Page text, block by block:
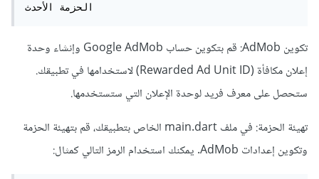
الحزمة الأحدث
تكوين AdMob: قم بتكوين حساب Google AdMob وإنشاء وحدة
إعلان مكافأة (Rewarded Ad Unit ID) لاستخدامها في تطبيقك.
ستحصل على معرف فريد لوحدة الإعلان التي ستستخدمها.
تهيئة الحزمة: في ملف main.dart الخاص بتطبيقك، قم بتهيئة الحزمة
وتكوين إعدادات AdMob. يمكنك استخدام الرمز التالي كمثال: